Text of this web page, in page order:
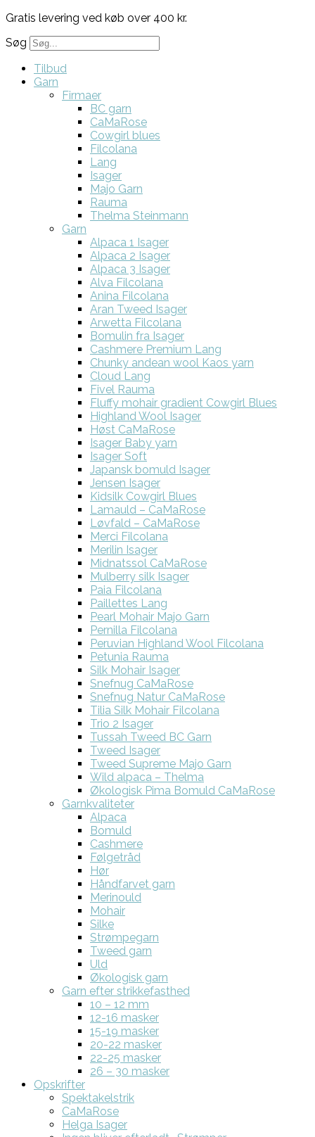
Gratis levering ved køb over 400 kr.
Søg
Tilbud
Garn
Firmaer
BC garn
CaMaRose
Cowgirl blues
Filcolana
Lang
Isager
Majo Garn
Rauma
Thelma Steinmann
Garn
Alpaca 1 Isager
Alpaca 2 Isager
Alpaca 3 Isager
Alva Filcolana
Anina Filcolana
Aran Tweed Isager
Arwetta Filcolana
Bomulin fra Isager
Cashmere Premium Lang
Chunky andean wool Kaos yarn
Cloud Lang
Fivel Rauma
Fluffy mohair gradient Cowgirl Blues
Highland Wool Isager
Høst CaMaRose
Isager Baby yarn
Isager Soft
Japansk bomuld Isager
Jensen Isager
Kidsilk Cowgirl Blues
Lamauld – CaMaRose
Løvfald – CaMaRose
Merci Filcolana
Merilin Isager
Midnatssol CaMaRose
Mulberry silk Isager
Paia Filcolana
Paillettes Lang
Pearl Mohair Majo Garn
Pernilla Filcolana
Peruvian Highland Wool Filcolana
Petunia Rauma
Silk Mohair Isager
Snefnug CaMaRose
Snefnug Natur CaMaRose
Tilia Silk Mohair Filcolana
Trio 2 Isager
Tussah Tweed BC Garn
Tweed Isager
Tweed Supreme Majo Garn
Wild alpaca – Thelma
Økologisk Pima Bomuld CaMaRose
Garnkvaliteter
Alpaca
Bomuld
Cashmere
Følgetråd
Hør
Håndfarvet garn
Merinould
Mohair
Silke
Strømpegarn
Tweed garn
Uld
Økologisk garn
Garn efter strikkefasthed
10 – 12 mm
12-16 masker
15-19 masker
20-22 masker
22-25 masker
26 – 30 masker
Opskrifter
Spektakelstrik
CaMaRose
Helga Isager